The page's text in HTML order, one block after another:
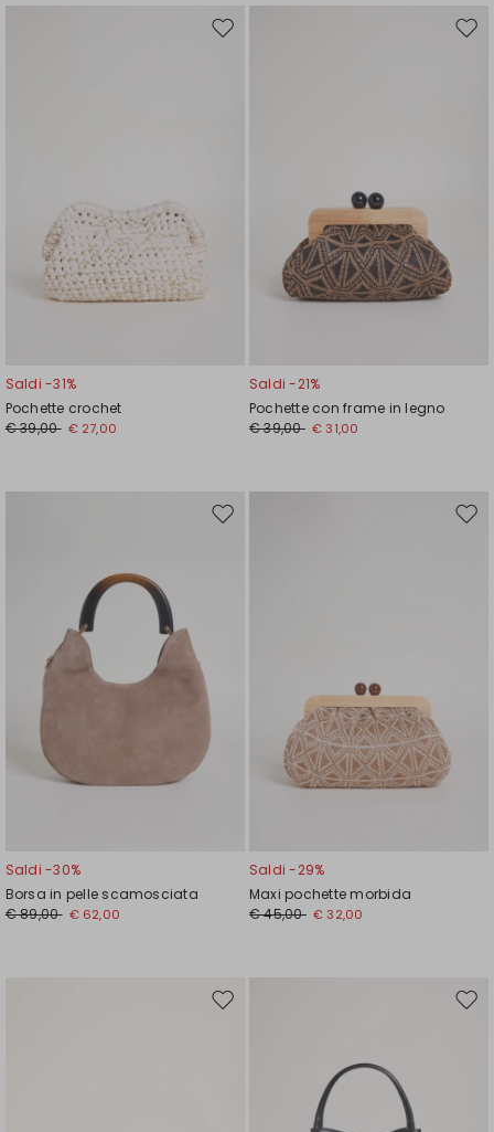
Sposta
Saldi -31%
Pochette crochet
€ 39,00 € 27,00
Saldi -21%
Pochette con frame in legno
€ 39,00 € 31,00
Sposta
Saldi -30%
Borsa in pelle scamosciata
€ 89,00 € 62,00
Saldi -29%
Maxi pochette morbida
€ 45,00 € 32,00
Sposta